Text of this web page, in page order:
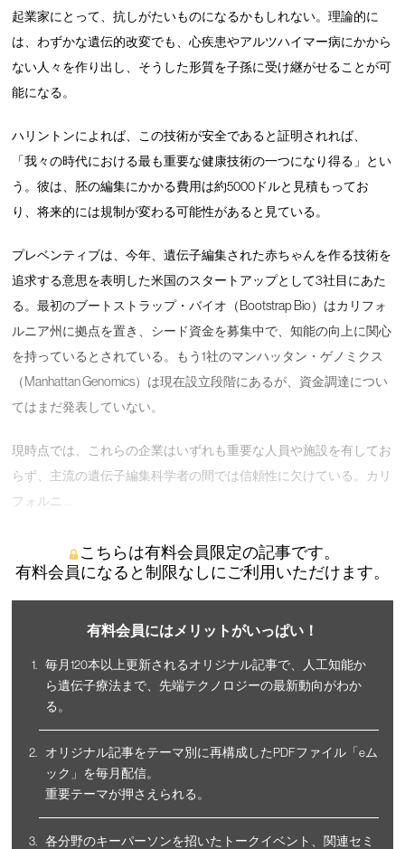
起業家にとって、抗しがたいものになるかもしれない。理論的に
は、わずかな遺伝的改変でも、心疾患やアルツハイマー病にかから
ない人々を作り出し、そうした形質を子孫に受け継がせることが可
能になる。
ハリントンによれば、この技術が安全であると証明されれば、
「我々の時代における最も重要な健康技術の一つになり得る」とい
う。彼は、胚の編集にかかる費用は約5000ドルと見積もってお
り、将来的には規制が変わる可能性があると見ている。
プレベンティブは、今年、遺伝子編集された赤ちゃんを作る技術を
追求する意思を表明した米国のスタートアップとして3社目にあた
る。最初のブートストラップ・バイオ（Bootstrap Bio）はカリフォ
ルニア州に拠点を置き、シード資金を募集中で、知能の向上に関心
を持っているとされている。もう1社のマンハッタン・ゲノミクス
（Manhattan Genomics）は現在設立段階にあるが、資金調達につい
てはまだ発表していない。
現時点では、これらの企業はいずれも重要な人員や施設を有してお
らず、主流の遺伝子編集科学者の間では信頼性に欠けている。カリ
フォルニ …
こちらは有料会員限定の記事です。
有料会員になると制限なしにご利用いただけます。
有料会員にはメリットがいっぱい！
毎月120本以上更新されるオリジナル記事で、人工知能か
ら遺伝子療法まで、先端テクノロジーの最新動向がわか
る。
オリジナル記事をテーマ別に再構成したPDFファイル「eム
ック」を毎月配信。
重要テーマが押さえられる。
各分野のキーパーソンを招いたトークイベント、関連セミ